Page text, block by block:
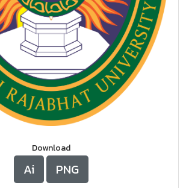
Download
Ai PNG